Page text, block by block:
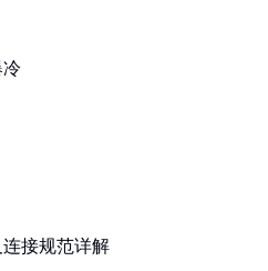
冷
接规范详解